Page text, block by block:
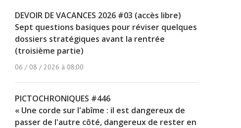
DEVOIR DE VACANCES 2026 #03 (accès libre)
Sept questions basiques pour réviser quelques
dossiers stratégiques avant la rentrée
(troisième partie)
06 / 08 / 2026 à 08:00
PICTOCHRONIQUES #446
« Une corde sur l'abîme : il est dangereux de
passer de l'autre côté, dangereux de rester en